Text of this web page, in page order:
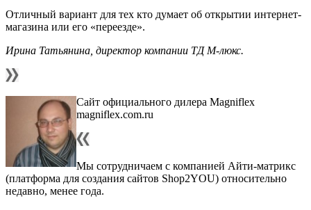
Отличный вариант для тех кто думает об открытии интернет-
магазина или его «переезде».
Ирина Татьянина, директор компании ТД М-люкс.
Сайт официального дилера Magniflex
magniflex.com.ru
Мы сотрудничаем с компанией Айти-матрикс
(платформа для создания сайтов Shop2YOU) относительно
недавно, менее года.